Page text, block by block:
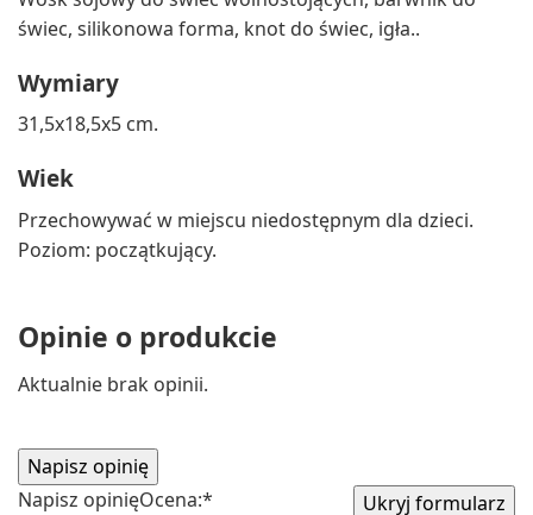
świec, silikonowa forma, knot do świec, igła..
Wymiary
31,5x18,5x5 cm.
Wiek
Przechowywać w miejscu niedostępnym dla dzieci.
Poziom: początkujący.
Opinie o produkcie
Aktualnie brak opinii.
Napisz opinięOcena:*